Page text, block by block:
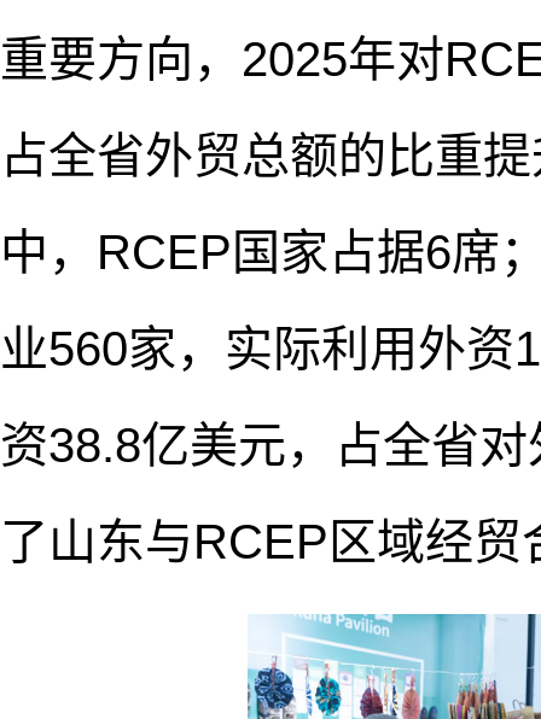
重要方向，2025年对
占全省外贸总额的比重
中，RCEP国家占据6席
业560家，实际利用外资
资38.8亿美元，占全省
了山东与RCEP区域经